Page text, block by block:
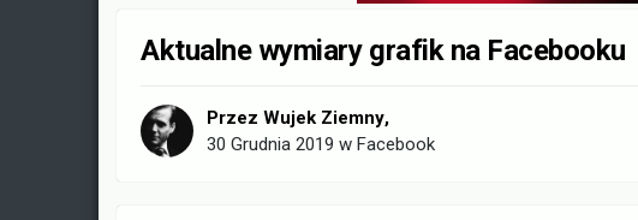
Aktualne wymiary grafik na Facebooku
PrzezWujek Ziemny,
30 Grudnia 2019 wFacebook